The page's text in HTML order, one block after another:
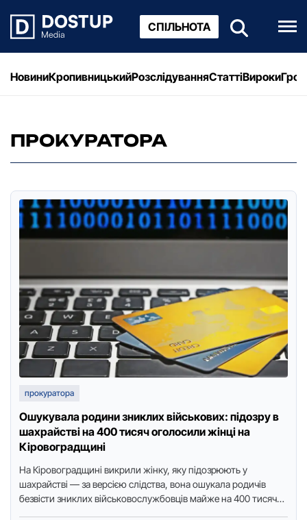
СПІЛЬНОТА
НовиниКропивницькийРозслідуванняСтаттіВироки
ПРОКУРАТОРА
прокуратора
Ошукувала родини зниклих військових: підозру в
шахрайстві на 400 тисяч оголосили жінці на
Кіровоградщині
На Кіровоградщині викрили жінку, яку підозрюють у
шахрайстві — за версією слідства, вона ошукала родичів
безвісти зниклих військовослужбовців майже на 400 тисяч